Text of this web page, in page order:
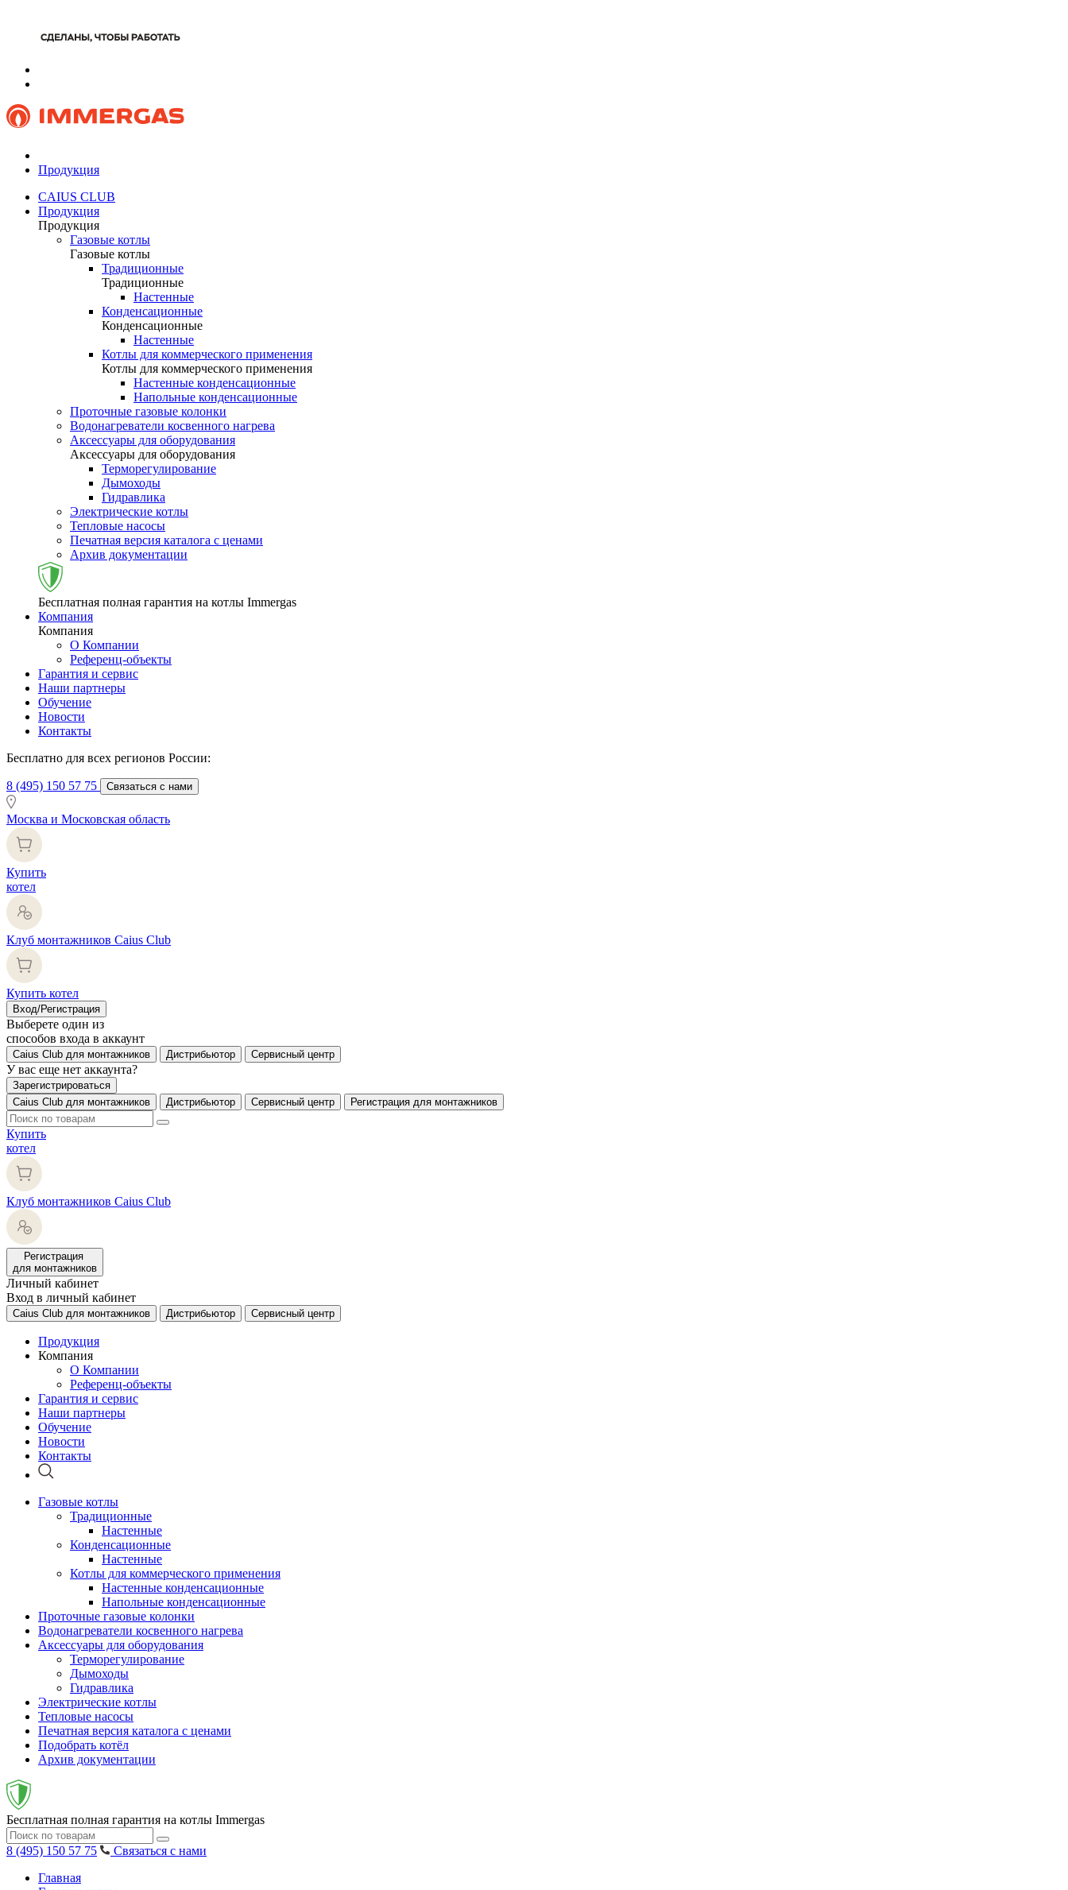
Продукция
CAIUS CLUB
Продукция
Продукция
Газовые котлы
Газовые котлы
Традиционные
Традиционные
Настенные
Конденсационные
Конденсационные
Настенные
Котлы для коммерческого применения
Котлы для коммерческого применения
Настенные конденсационные
Напольные конденсационные
Проточные газовые колонки
Водонагреватели косвенного нагрева
Аксессуары для оборудования
Аксессуары для оборудования
Терморегулирование
Дымоходы
Гидравлика
Электрические котлы
Тепловые насосы
Печатная версия каталога с ценами
Архив документации
Бесплатная полная гарантия на котлы Immergas
Компания
Компания
О Компании
Референц-объекты
Гарантия и сервис
Наши партнеры
Обучение
Новости
Контакты
Бесплатно для всех регионов России:
8 (495) 150 57 75 Связаться с нами
Москва и Московская область
Купить
котел
Клуб монтажников Caius Club
Купить котел
Вход/Регистрация
Выберете один из
способов входа в аккаунт
Caius Club для монтажников Дистрибьютор Сервисный центр
У вас еще нет аккаунта?
Зарегистрироваться
Caius Club для монтажников
Дистрибьютор Сервисный центр Регистрация для монтажников
Купить
котел
Клуб монтажников Caius Club
Регистрация
для монтажников
Личный кабинет
Вход в личный кабинет
Caius Club для монтажников Дистрибьютор Сервисный центр
Продукция
Компания
О Компании
Референц-объекты
Гарантия и сервис
Наши партнеры
Обучение
Новости
Контакты
Газовые котлы
Традиционные
Настенные
Конденсационные
Настенные
Котлы для коммерческого применения
Настенные конденсационные
Напольные конденсационные
Проточные газовые колонки
Водонагреватели косвенного нагрева
Аксессуары для оборудования
Терморегулирование
Дымоходы
Гидравлика
Электрические котлы
Тепловые насосы
Печатная версия каталога с ценами
Подобрать котёл
Архив документации
Бесплатная полная гарантия на котлы Immergas
8 (495) 150 57 75
Связаться с нами
Главная